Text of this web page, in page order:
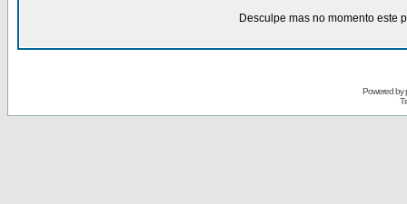
Desculpe mas no momento este
Powered by